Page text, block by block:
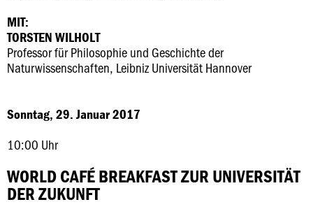
MIT:
TORSTEN WILHOLT
Professor für Philosophie und Geschichte der
Naturwissenschaften, Leibniz Universität Hannover
Sonntag, 29. Januar 2017
10:00 Uhr
WORLD CAFÉ BREAKFAST ZUR UNIVERSITÄT
DER ZUKUNFT